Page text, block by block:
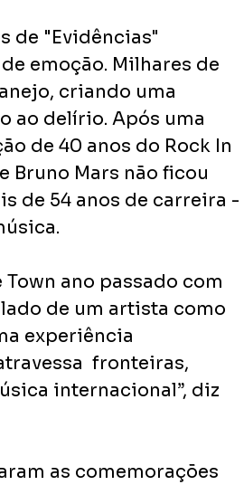
de "Evidências"
emoção. Milhares de
criando uma
ao delírio. Após uma
de 40 anos do Rock In
Bruno Mars não ficou
de 54 anos de carreira -
ano passado com
lado de um artista como
experiência
fronteiras,
internacional”, diz
as comemorações